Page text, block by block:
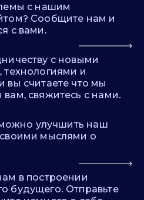
с нашим
Сообщите нам и
с вами.
с новыми
технологиями и
вы считаете что мы
свяжитесь с нами.
улучшить наш
мыслями о
в построении
будущего. Отправьте